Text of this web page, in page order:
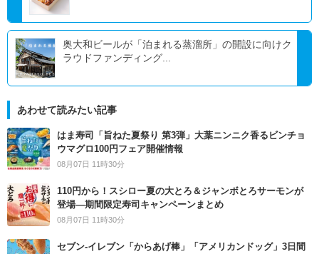
奥大和ビールが「泊まれる蒸溜所」の開設に向けク
ラウドファンディング...
あわせて読みたい記事
はま寿司「旨ねた夏祭り 第3弾」大葉ニンニク香るビンチョ
ウマグロ100円フェア開催情報
08月07日 11時30分
110円から！スシロー夏の大とろ＆ジャンボとろサーモンが
登場―期間限定寿司キャンペーンまとめ
08月07日 11時30分
セブン‐イレブン「からあげ棒」「アメリカンドッグ」3日間